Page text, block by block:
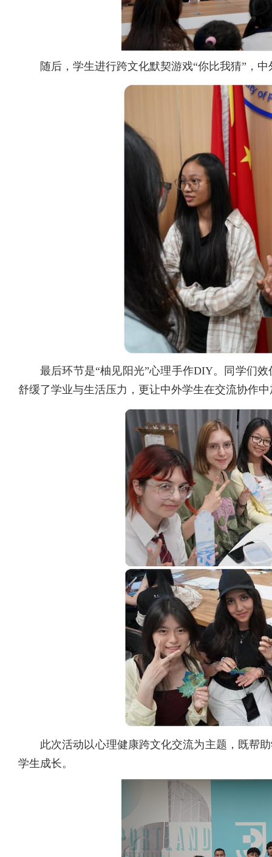
随后，学生进行跨文化默契游戏“你比我猜”，
最后环节是“柚见阳光”心理手作DIY。同学们
舒缓了学业与生活压力，更让中外学生在交流协作
此次活动以心理健康跨文化交流为主题，既帮
学生成长。